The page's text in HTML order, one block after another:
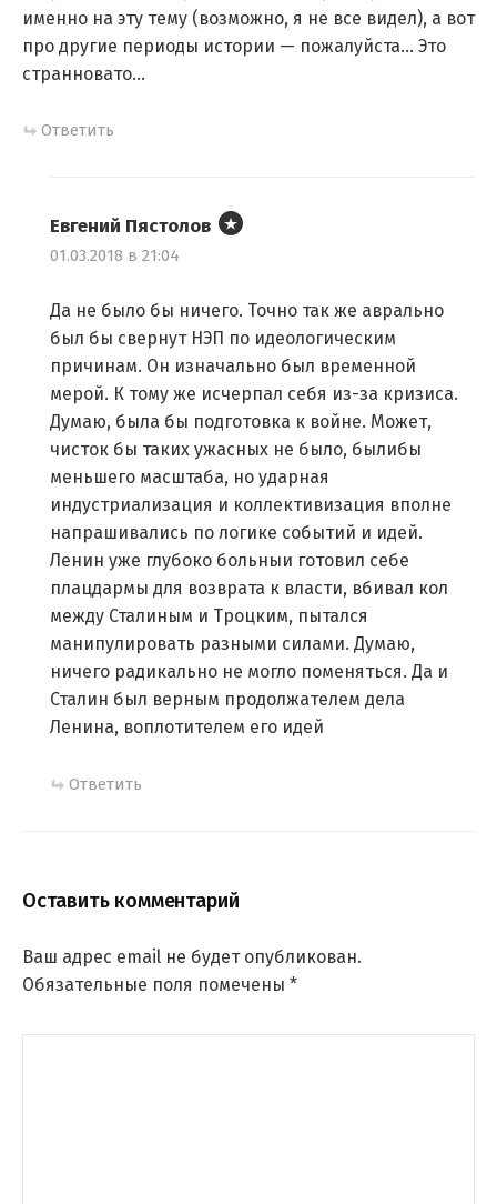
именно на эту тему (возможно, я не все видел), а вот
про другие периоды истории — пожалуйста… Это
странновато…
Ответить
Евгений Пястолов
01.03.2018 в 21:04
Да не было бы ничего. Точно так же аврально
был бы свернут НЭП по идеологическим
причинам. Он изначально был временной
мерой. К тому же исчерпал себя из-за кризиса.
Думаю, была бы подготовка к войне. Может,
чисток бы таких ужасных не было, былибы
меньшего масштаба, но ударная
индустриализация и коллективизация вполне
напрашивались по логике событий и идей.
Ленин уже глубоко больныи готовил себе
плацдармы для возврата к власти, вбивал кол
между Сталиным и Троцким, пытался
манипулировать разными силами. Думаю,
ничего радикально не могло поменяться. Да и
Сталин был верным продолжателем дела
Ленина, воплотителем его идей
Ответить
Оставить комментарий
Ваш адрес email не будет опубликован.
Обязательные поля помечены *